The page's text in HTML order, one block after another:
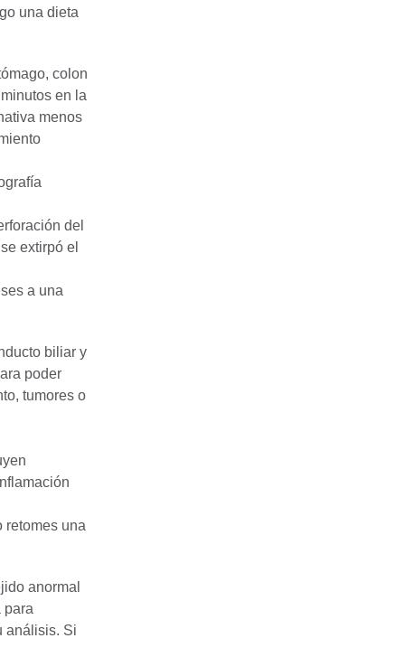
una dieta
colon
en la
menos
del
extirpó el
a una
biliar y
poder
tumores o
retomes una
anormal
para
análisis. Si